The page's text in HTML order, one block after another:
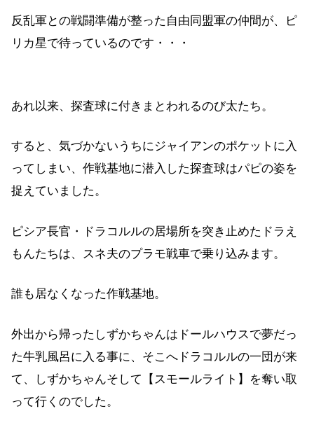
反乱軍との戦闘準備が整った自由同盟軍の仲間が、ピ
リカ星で待っているのです・・・
あれ以来、探査球に付きまとわれるのび太たち。
すると、気づかないうちにジャイアンのポケットに入
ってしまい、作戦基地に潜入した探査球はパピの姿を
捉えていました。
ピシア長官・ドラコルルの居場所を突き止めたドラえ
もんたちは、スネ夫のプラモ戦車で乗り込みます。
誰も居なくなった作戦基地。
外出から帰ったしずかちゃんはドールハウスで夢だっ
た牛乳風呂に入る事に、そこへドラコルルの一団が来
て、しずかちゃんそして【スモールライト】を奪い取
って行くのでした。